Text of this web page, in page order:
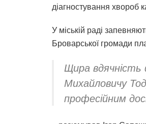
діагностування хвороб
У міській раді
Броварської громади
Щира
Михайловичу
професійним